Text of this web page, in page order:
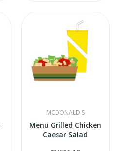
MCDONALD'S
Menu Grilled Chicken
Caesar Salad